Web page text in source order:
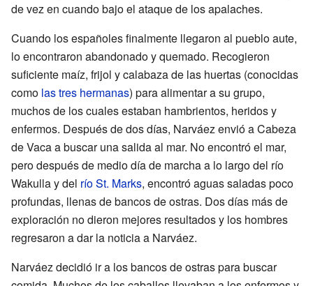
de vez en cuando bajo el ataque de los apalaches.
Cuando los españoles finalmente llegaron al pueblo aute,
lo encontraron abandonado y quemado. Recogieron
suficiente maíz, frijol y calabaza de las huertas (conocidas
como las tres hermanas) para alimentar a su grupo,
muchos de los cuales estaban hambrientos, heridos y
enfermos. Después de dos días, Narváez envió a Cabeza
de Vaca a buscar una salida al mar. No encontró el mar,
pero después de medio día de marcha a lo largo del río
Wakulla y del río St. Marks, encontró aguas saladas poco
profundas, llenas de bancos de ostras. Dos días más de
exploración no dieron mejores resultados y los hombres
regresaron a dar la noticia a Narváez.
Narváez decidió ir a los bancos de ostras para buscar